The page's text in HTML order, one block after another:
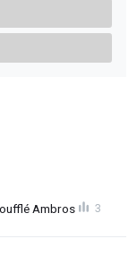
Ambros 3